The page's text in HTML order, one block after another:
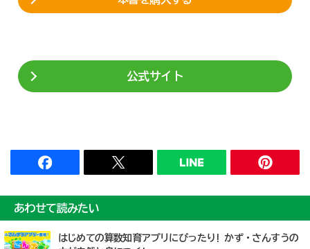
公式サイト
あわせて読みたい
はじめての算数知育アプリにぴったり! かず・さんすうの